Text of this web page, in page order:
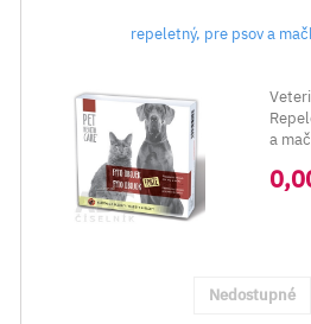
repeletný, pre psov a
a
Nedostupné